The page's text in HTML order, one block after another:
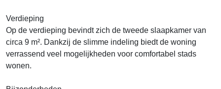
Verdieping
Op de verdieping bevindt zich de tweede slaapkamer van
circa 9 m². Dankzij de slimme indeling biedt de woning
verrassend veel mogelijkheden voor comfortabel stads
wonen.